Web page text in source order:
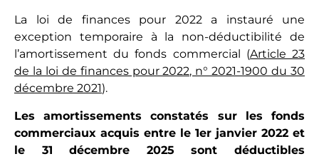
La loi de finances pour 2022 a instauré une
exception temporaire à la non-déductibilité de
l’amortissement du fonds commercial (Article 23
de la loi de finances pour 2022, n° 2021-1900 du 30
décembre 2021).
Les amortissements constatés sur les fonds
commerciaux acquis entre le 1er janvier 2022 et
le 31 décembre 2025 sont déductibles